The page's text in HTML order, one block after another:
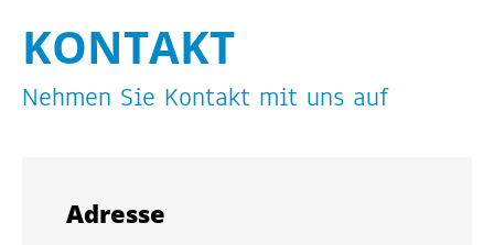
KON­TAKT
Neh­men Sie Kon­takt mit uns auf
Adres­se